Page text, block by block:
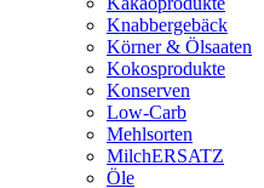
Knabbergebäck
Körner & Ölsaaten
Kokosprodukte
Konserven
Low-Carb
Mehlsorten
MilchERSATZ
Öle